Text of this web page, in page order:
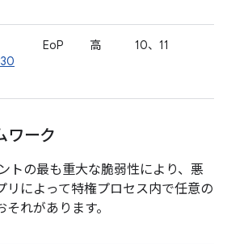
EoP 高 10、11
ワーク
トの最も重大な脆弱性により、悪
リによって特権プロセス内で任意の
れがあります。